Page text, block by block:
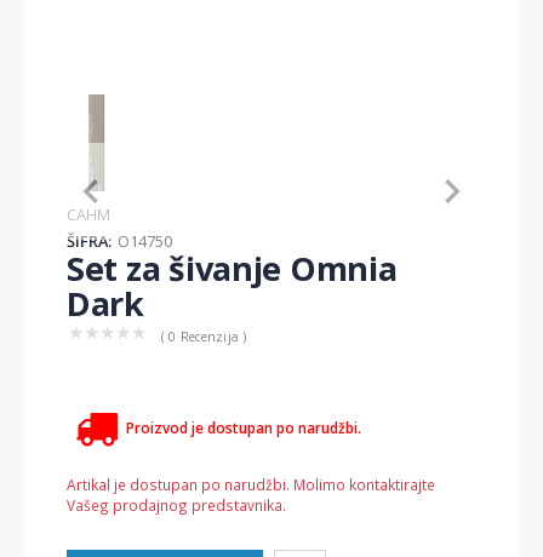
Item
1
of
1
CAHM
ŠIFRA: O14750
Set za šivanje Omnia
Dark
★ ★ ★ ★ ★ ( 0 Recenzija )
Proizvod je dostupan po narudžbi.
Artikal je dostupan po narudžbi. Molimo kontaktirajte
Vašeg prodajnog predstavnika.